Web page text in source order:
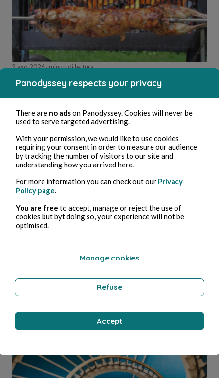
2 ago 2026minuti di lettura
Méchoui
Bernard Ducosson
Panodyssey respects your privacy
There are no adson Panodyssey. Cookies will never be
used to serve targeted advertising.
With your permission, we would like to use cookies
requiring your consent in order to measure our audience
by tracking the number of visitors to our site and
understanding how you arrived here.
For more information you can check out our Privacy
Policy page
You are free to accept, manage or reject the use of
cookies but byt doing so, your experience will not be
optimised.
Manage cookies
Refuse
Accept